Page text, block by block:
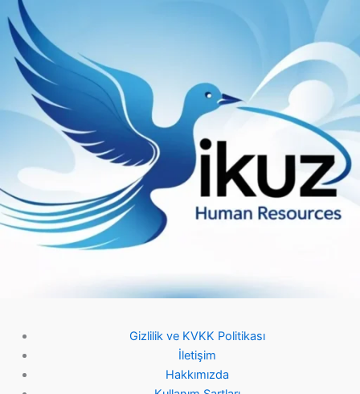
Gizlilik ve KVKK Politikası
İletişim
Hakkımızda